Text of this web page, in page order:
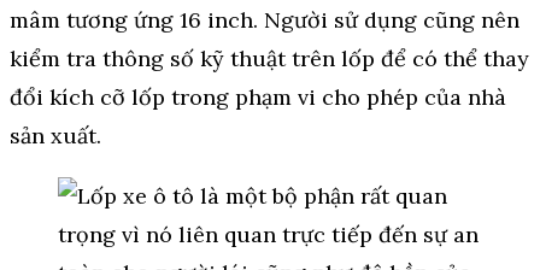
mâm tương ứng 16 inch. Người sử dụng cũng nên
kiểm tra thông số kỹ thuật trên lốp để có thể thay
đổi kích cỡ lốp trong phạm vi cho phép của nhà
sản xuất.